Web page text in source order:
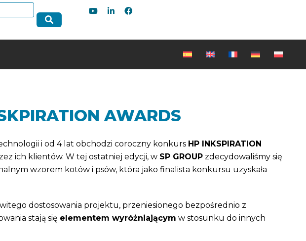
AWARDS
i od 4 lat obchodzi coroczny konkurs HP INKSPIRATION
ich klientów. W tej ostatniej edycji, w SP GROUPzdecydowaliśmy się
wzorem kotów i psów, która jako finalista konkursu uzyskała
dostosowania projektu, przeniesionego bezpośrednio z
stają się elementem wyróżniającym w stosunku do innych